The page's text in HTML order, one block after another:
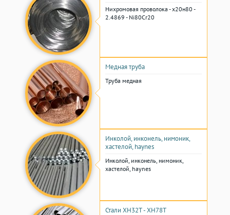
Нихромовая проволока - х20н80 -
2.4869 - Ni80Cr20
Медная труба
Труба медная
Инколой, инконель, нимоник,
хастелой, haynes
Инколой, инконель, нимоник,
хастелой, haynes
Стали ХН32Т - ХН78Т